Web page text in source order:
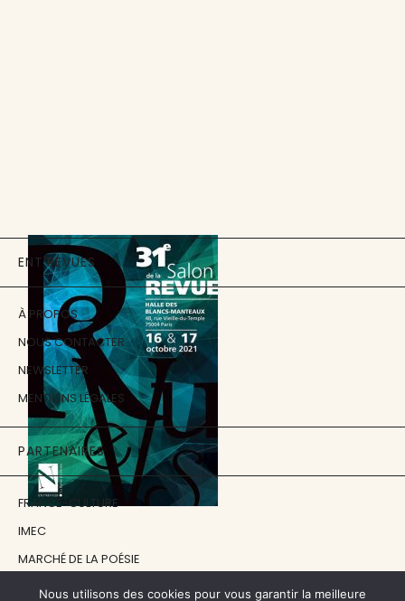
ENT'REVUES
À PROPOS
NOUS CONTACTER
NEWSLETTER
MENTIONS LÉGALES
PARTENAIRES
FRANCE-CULTURE
IMEC
MARCHÉ DE LA POÉSIE
ÉCOLE ESTIENNE
Nous utilisons des cookies pour vous garantir la meilleure